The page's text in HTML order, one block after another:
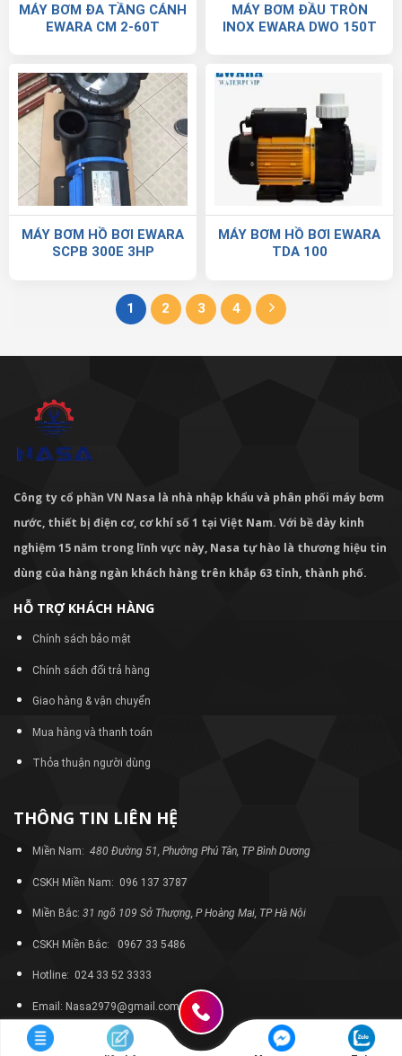
MÁY BƠM ĐA TẦNG CÁNH
EWARA CM 2-60T
MÁY BƠM ĐẦU TRÒN
INOX EWARA DWO 150T
MÁY BƠM HỒ BƠI EWARA
SCPB 300E 3HP
MÁY BƠM HỒ BƠI EWARA
TDA 100
1 2 3 4
Công ty cổ phần VN Nasa là nhà nhập khẩu và phân phối máy bơm
nước, thiết bị điện cơ, cơ khí số 1 tại Việt Nam. Với bề dày kinh
nghiệm 15 năm trong lĩnh vực này, Nasa tự hào là thương hiệu tin
dùng của hàng ngàn khách hàng trên khắp 63 tỉnh, thành phố.
HỖ TRỢ KHÁCH HÀNG
Chính sách bảo mật
Chính sách đổi trả hàng
Giao hàng & vận chuyển
Mua hàng và thanh toán
Thỏa thuận người dùng
THÔNG TIN LIÊN HỆ
Miền Nam: 480 Đường 51, Phường Phú Tân, TP Bình Dương
CSKH Miền Nam: 096 137 3787
Miền Bắc: 31 ngõ 109 Sở Thượng, P Hoàng Mai, TP Hà Nội
CSKH Miền Bắc: 0967 33 5486
Hotline: 024 33 52 3333
Email: Nasa2979@gmail.com